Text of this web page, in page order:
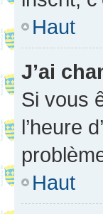
Haut
J’ai
Si vous
l’heure
Haut